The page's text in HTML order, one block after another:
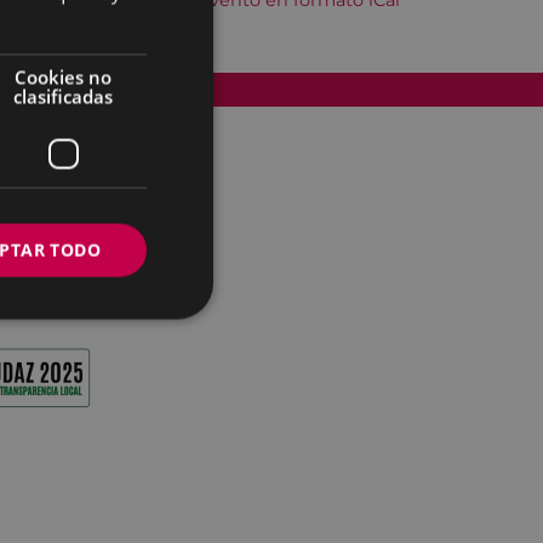
Accesibilidad
Cookies no
clasificadas
TODO